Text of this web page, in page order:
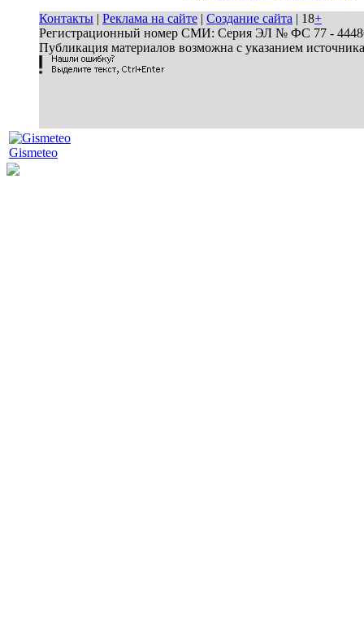
Контакты | Реклама на сайте | Создание сайта | 18+
Регистрационный номер СМИ: Серия ЭЛ № ФС 77 - 44486
Публикация материалов возможна с указанием
Gismeteo